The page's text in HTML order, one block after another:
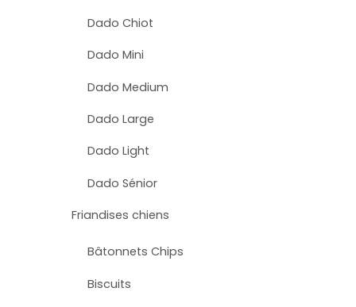
Dado Chiot
Dado Mini
Dado Medium
Dado Large
Dado Light
Dado Sénior
Friandises chiens
Bâtonnets Chips
Biscuits